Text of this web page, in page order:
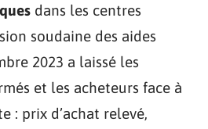
dans les centres
soudaine des aides
2023 a laissé les
et les acheteurs face à
: prix d’achat relevé,